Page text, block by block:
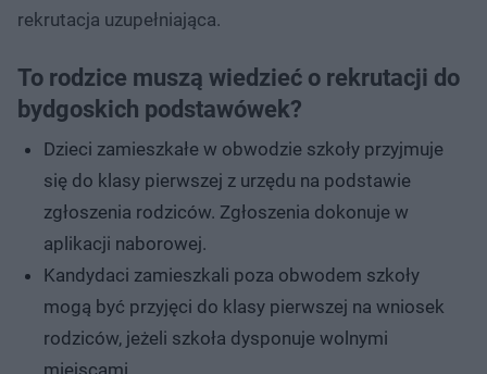
rekrutacja uzupełniająca.
To rodzice muszą wiedzieć o rekrutacji do
bydgoskich podstawówek?
Dzieci zamieszkałe w obwodzie szkoły przyjmuje
się do klasy pierwszej z urzędu na podstawie
zgłoszenia rodziców. Zgłoszenia dokonuje w
aplikacji naborowej.
Kandydaci zamieszkali poza obwodem szkoły
mogą być przyjęci do klasy pierwszej na wniosek
rodziców, jeżeli szkoła dysponuje wolnymi
miejscami.